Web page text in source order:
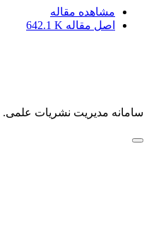
مشاهده مقاله
اصل مقاله 642.1 K
سامانه مدیریت نشریات علمی.